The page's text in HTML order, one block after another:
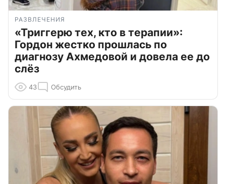
РАЗВЛЕЧЕНИЯ
«Триггерю тех, кто в терапии»:
Гордон жестко прошлась по
диагнозу Ахмедовой и довела ее до
слёз
43 Обсудить